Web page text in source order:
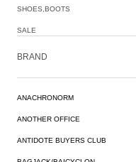
SHOES,BOOTS
SALE
BRAND
ANACHRONORM
ANOTHER OFFICE
ANTIDOTE BUYERS CLUB